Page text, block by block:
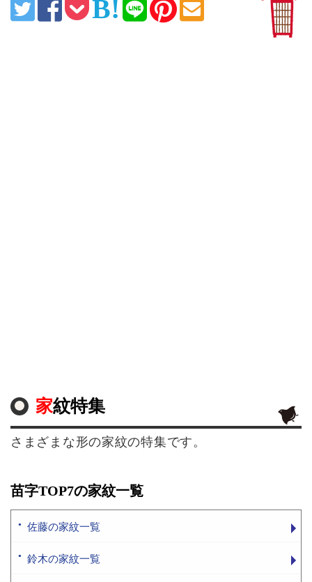
家紋特集
さまざまな形の家紋の特集です。
苗字TOP7の家紋一覧
佐藤の家紋一覧
鈴木の家紋一覧